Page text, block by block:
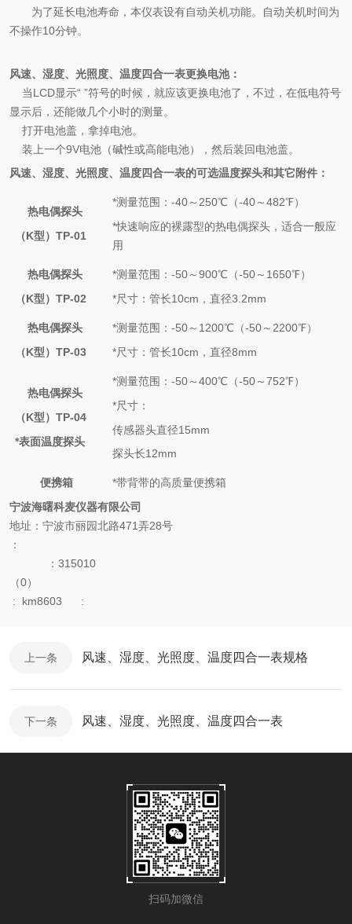
为了延长电池寿命，本仪表设有自动关机功能。自动关机时间为
不操作10分钟。
风速、湿度、光照度、温度四合一表更换电池：
当LCD显示“ ”符号的时候，就应该更换电池了，不过，在低电符号
显示后，还能做几个小时的测量。
打开电池盖，拿掉电池。
装上一个9V电池（碱性或高能电池），然后装回电池盖。
风速、湿度、光照度、温度四合一表的可选温度探头和其它附件：
热电偶探头
（K型）TP-01
*测量范围：-40～250℃（-40～482℉）
*快速响应的裸露型的热电偶探头，适合一般应
用
热电偶探头
（K型）TP-02
*测量范围：-50～900℃（-50～1650℉）
*尺寸：管长10cm，直径3.2mm
热电偶探头
（K型）TP-03
*测量范围：-50～1200℃（-50～2200℉）
*尺寸：管长10cm，直径8mm
热电偶探头
（K型）TP-04
*表面温度探头
*测量范围：-50～400℃（-50～752℉）
*尺寸：
传感器头直径15mm
探头长12mm
便携箱
*带背带的高质量便携箱
宁波海曙科麦仪器有限公司
地址：宁波市丽园北路471弄28号
：
：315010
（0）
: km8603 :
上一条 风速、湿度、光照度、温度四合一表规格
下一条 风速、湿度、光照度、温度四合一表
扫码加微信